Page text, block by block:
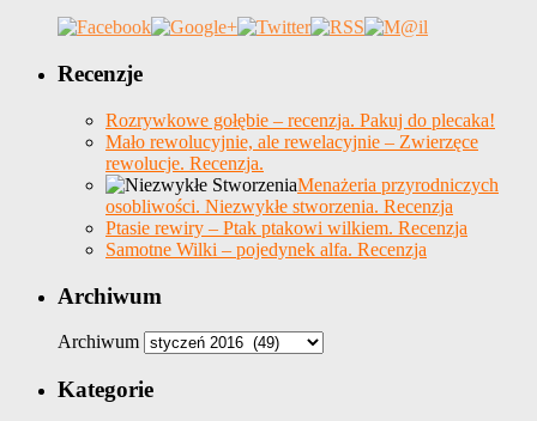
Recenzje
Rozrywkowe gołębie – recenzja. Pakuj do plecaka!
Mało rewolucyjnie, ale rewelacyjnie – Zwierzęce
rewolucje. Recenzja.
Menażeria przyrodniczych
osobliwości. Niezwykłe stworzenia. Recenzja
Ptasie rewiry – Ptak ptakowi wilkiem. Recenzja
Samotne Wilki – pojedynek alfa. Recenzja
Archiwum
Archiwum
Kategorie